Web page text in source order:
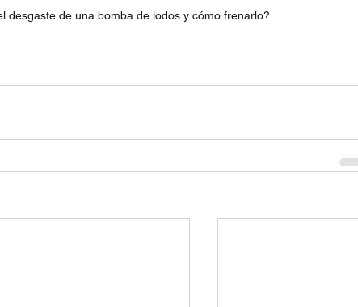
desgaste de una bomba de lodos y cómo frenarlo?